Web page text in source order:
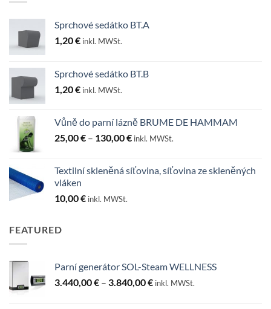
Sprchové sedátko BT.A
1,20€ inkl. MWSt.
Sprchové sedátko BT.B
1,20€ inkl. MWSt.
Vůně do parní lázně BRUME DE HAMMAM
25,00€ – 130,00€Rozpětí
až
inkl. MWSt.
Textilní skleněná síťovina, síťovina ze skleněných
vláken
10,00€ inkl. MWSt.
FEATURED
Parní generátor SOL-Steam WELLNESS
3.440,00€ – 3.840,00€Rozpětí
inkl. MWSt.